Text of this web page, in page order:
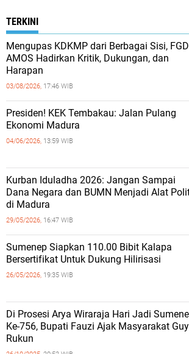
TERKINI
Mengupas KDKMP dari Berbagai Sisi, FGD
AMOS Hadirkan Kritik, Dukungan, dan
Harapan
03/08/2026, 17:46 WIB
Presiden! KEK Tembakau: Jalan Pulang
Ekonomi Madura
04/06/2026, 13:59 WIB
Kurban Iduladha 2026: Jangan Sampai
Dana Negara dan BUMN Menjadi Alat
di Madura
29/05/2026, 16:47 WIB
Sumenep Siapkan 110.00 Bibit Kalapa
Bersertifikat Untuk Dukung Hilirisasi
26/05/2026, 19:35 WIB
Di Prosesi Arya Wiraraja Hari Jadi
Ke-756, Bupati Fauzi Ajak Masyarakat
Rukun